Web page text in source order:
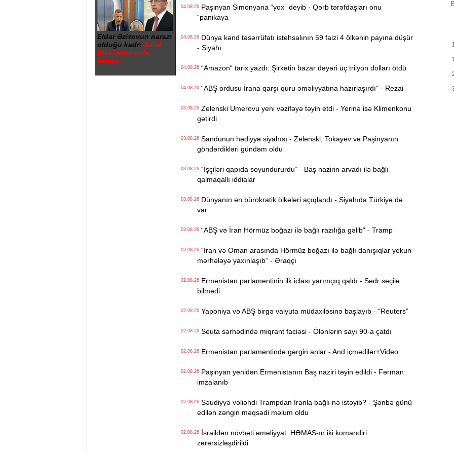
Eldar Əzizovun narazı
olduğu kadr: Xalid
Ələkbərov yola
salınır...
04.08.26Paşinyan Simonyana “yox” deyib - Qərb tərəfdaşları onu
“panikaya
04.08.26Dünya kənd təsərrüfatı istehsalının 59 faizi 4 ölkənin payına düşür
- Siyahı
04.08.26“Amazon“ tarix yazdı: Şirkətin bazar dəyəri üç trilyon dolları ötdü
04.08.26“ABŞ ordusu İrana qarşı quru əməliyyatına hazırlaşırdı“ - Rezai
03.08.26Zelenski Umerovu yeni vəzifəyə təyin etdi - Yerinə isə Klimenkonu
gətirdi
03.08.26Sandunun hədiyyə siyahısı - Zelenski, Tokayev və Paşinyanın
göndərdikləri gündəm oldu
03.08.26“İşçiləri qapıda soyundururdu“ - Baş nazirin arvadı ilə bağlı
qalmaqallı iddialar
03.08.26Dünyanın ən bürokratik ölkələri açıqlandı - Siyahıda Türkiyə də
var
03.08.26“ABŞ və İran Hörmüz boğazı ilə bağlı razılığa gəlib“ - Tramp
02.08.26“İran və Oman arasında Hörmüz boğazı ilə bağlı danışıqlar yekun
mərhələyə yaxınlaşıb“ - Əraqçı
02.08.26Ermənistan parlamentinin ilk iclası yarımçıq qaldı - Sədr seçilə
bilmədi
02.08.26Yaponiya və ABŞ birgə valyuta müdaxiləsinə başlayıb - “Reuters”
02.08.26Seuta sərhədində miqrant faciəsi - Ölənlərin sayı 90-a çatdı
02.08.26Ermənistan parlamentində gərgin anlar - And içmədilər+Video
02.08.26Paşinyan yenidən Ermənistanın Baş naziri təyin edildi - Fərman
imzalanıb
02.08.26Səudiyyə vəliəhdi Trampdan İranla bağlı nə istəyib? - Şənbə günü
edilən zəngin məqsədi məlum oldu
02.08.26İsraildən növbəti əməliyyat: HƏMAS-ın iki komandiri
zərərsizləşdirildi